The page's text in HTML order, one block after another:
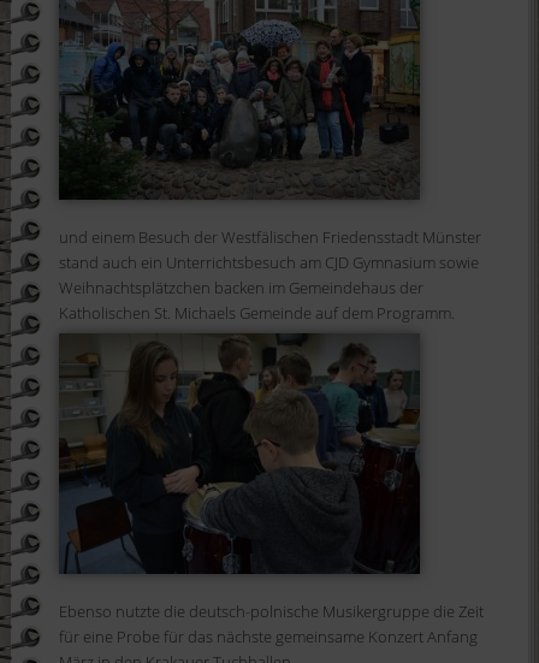
und einem Besuch der Westfälischen Friedensstadt Münster
stand auch ein Unterrichtsbesuch am CJD Gymnasium sowie
Weihnachtsplätzchen backen im Gemeindehaus der
Katholischen St. Michaels Gemeinde auf dem Programm.
Ebenso nutzte die deutsch-polnische Musikergruppe die Zeit
für eine Probe für das nächste gemeinsame Konzert Anfang